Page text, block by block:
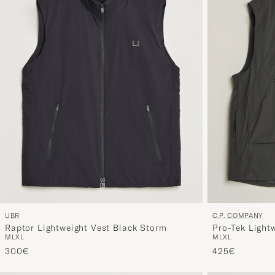
UBR
Raptor Lightweight Vest Black Storm
M LXL
300€
C.P. COMPANY
Pro-Tek
M LXL
425€